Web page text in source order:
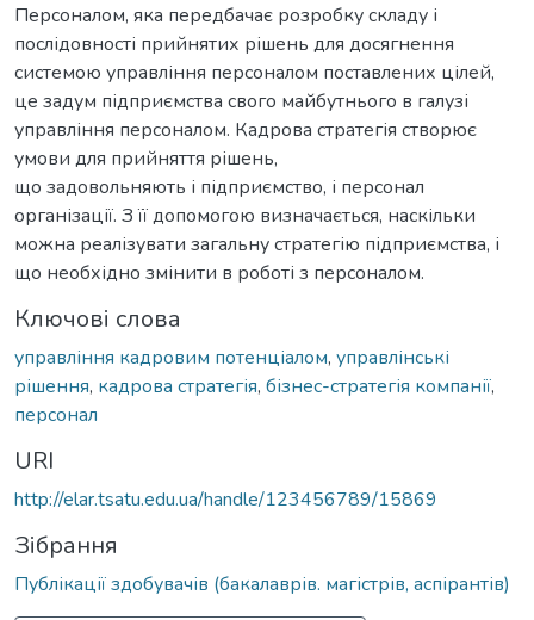
Персоналом, яка передбачає розробку складу і
послідовності прийнятих рішень для досягнення
системою управління персоналом поставлених цілей,
це задум підприємства свого майбутнього в галузі
управління персоналом. Кадрова стратегія створює
умови для прийняття рішень,
що задовольняють і підприємство, і персонал
організації. З її допомогою визначається, наскільки
можна реалізувати загальну стратегію підприємства, і
що необхідно змінити в роботі з персоналом.
Ключові слова
управління кадровим потенціалом, управлінські
рішення, кадрова стратегія, бізнес-стратегія компанії,
персонал
URI
http://elar.tsatu.edu.ua/handle/123456789/15869
Зібрання
Публікації здобувачів (бакалаврів. магістрів, аспірантів)